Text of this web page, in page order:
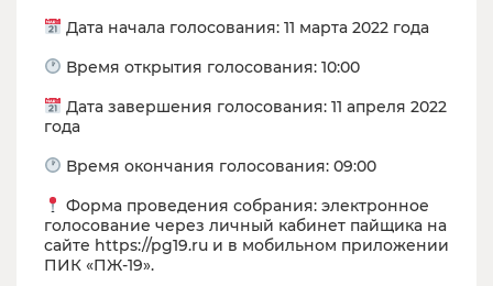
Дата начала голосования: 11 марта 2022 года
Время открытия голосования: 10:00
Дата завершения голосования: 11 апреля 2022
года
Время окончания голосования: 09:00
Форма проведения собрания: электронное
голосование через личный кабинет пайщика на
сайте https://pg19.ru и в мобильном приложении
ПИК «ПЖ-19».